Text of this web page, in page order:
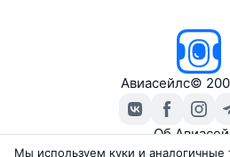
Авиасейлс©
Об
Мы используем куки и